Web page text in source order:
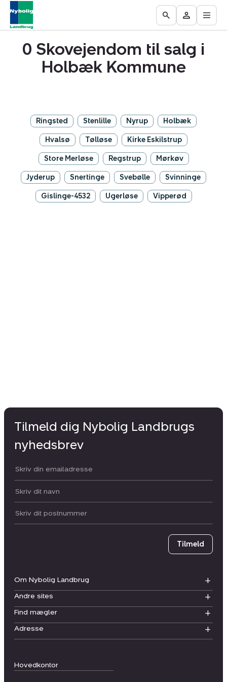
Ejendomme
til
Find
mægler
Få
vurderet
ejendom
Go
to
the
Search
page
Besøg
Mit
område
Åbn
0 Skovejendom til salg i
Holbæk Kommune
Ringsted Stenlille Nyrup Holbæk
Hvalsø Tølløse Kirke Eskilstrup
Store Merløse Regstrup Mørkøv
Jyderup Snertinge Svebølle Svinninge
Gislinge-4532 Ugerløse Vipperød
Hovedkontor
Om Nybolig Landbrug
Andre sites
Find mægler
Adresse
Tilmeld dig Nybolig Landbrugs
nyhedsbrev
Din email:
Dit navn:
Postnummer
Tilmeld